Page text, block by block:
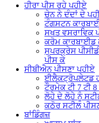
ਹੀਰਾ ਪੀਸ ਰਹੇ ਪਹੀਏ
ਚੇਨ ਨੇ ਦੰਦਾਂ ਦੇ
ਟੰਗਸਟਨ
ਸਖਤ ਵਸਰਾਵਿਕ
ਕਰੋਮ ਕਾਰਬਾਈਡ
ਸੁਪਰਕ੍ਰੇਸ
ਪੀਸ ਕੇ
ਸੀਬੀਐਨ ਪੀਸਣਾ ਪਹੀਏ
ਈਲੈਕਟ੍ਰੋਪਲੇਟਡ
ਟੌਰਮੇਕ ਟੀ 7 ਟੀ
ਲੋਹੇ ਦੇ ਲੋਹੇ ਨੂੰ
ਕਠੋਰ ਸਟੀਲ
ਬਾਂਡਿੰਗਜ਼